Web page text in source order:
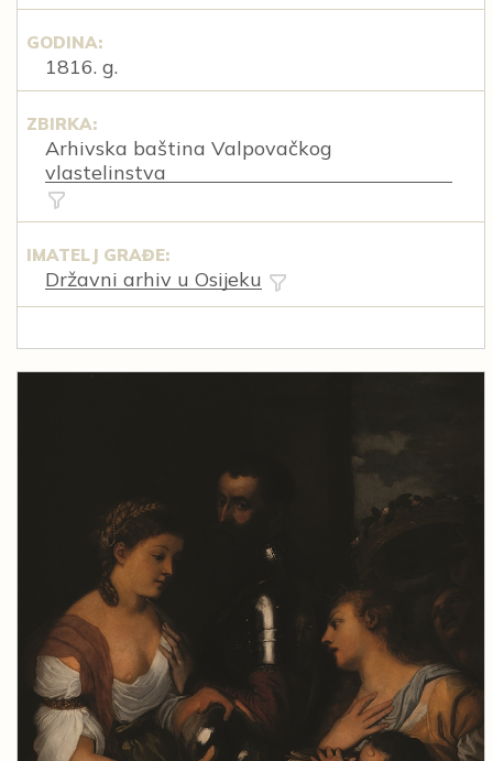
GODINA:
1816. g.
ZBIRKA:
Arhivska baština Valpovačkog
vlastelinstva
IMATELJ GRAĐE:
Državni arhiv u Osijeku